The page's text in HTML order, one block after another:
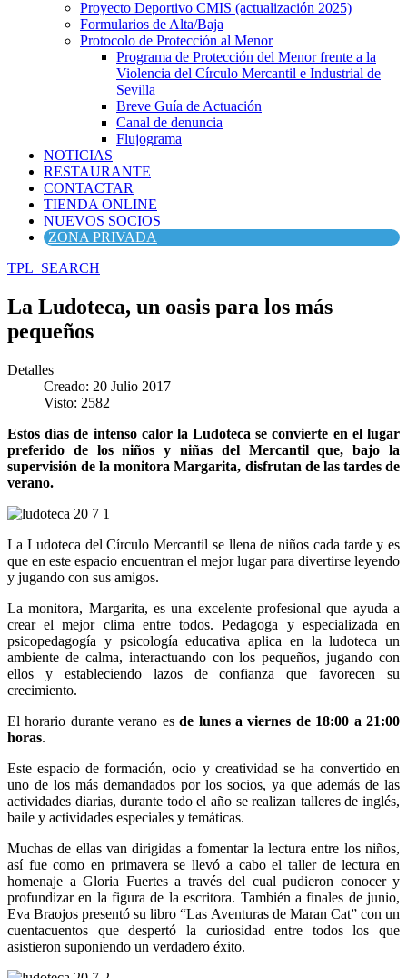
Proyecto Deportivo CMIS (actualización 2025)
Formularios de Alta/Baja
Protocolo de Protección al Menor
Programa de Protección del Menor frente a la
Violencia del Círculo Mercantil e Industrial de
Sevilla
Breve Guía de Actuación
Canal de denuncia
Flujograma
NOTICIAS
RESTAURANTE
CONTACTAR
TIENDA ONLINE
NUEVOS SOCIOS
ZONA PRIVADA
TPL_SEARCH
La Ludoteca, un oasis para los más
pequeños
Detalles
Creado: 20 Julio 2017
Visto: 2582
Estos días de intenso calor la Ludoteca se convierte en el lugar
preferido de los niños y niñas del Mercantil que, bajo la
supervisión de la monitora Margarita, disfrutan de las tardes de
verano.
La Ludoteca del Círculo Mercantil se llena de niños cada tarde y es
que en este espacio encuentran el mejor lugar para divertirse leyendo
y jugando con sus amigos.
La monitora, Margarita, es una excelente profesional que ayuda a
crear el mejor clima entre todos. Pedagoga y especializada en
psicopedagogía y psicología educativa aplica en la ludoteca un
ambiente de calma, interactuando con los pequeños, jugando con
ellos y estableciendo lazos de confianza que favorecen su
crecimiento.
El horario durante verano esde lunes a viernes de 18:00 a 21:00
horas.
Este espacio de formación, ocio y creatividad se ha convertido en
uno de los más demandados por los socios, ya que además de las
actividades diarias, durante todo el año se realizan talleres de inglés,
baile y actividades especiales y temáticas.
Muchas de ellas van dirigidas a fomentar la lectura entre los niños,
así fue como en primavera se llevó a cabo el taller de lectura en
homenaje a Gloria Fuertes a través del cual pudieron conocer y
profundizar en la figura de la escritora. También a finales de junio,
Eva Braojos presentó su libro “Las Aventuras de Maran Cat” con un
cuentacuentos que despertó la curiosidad entre todos los que
asistieron suponiendo un verdadero éxito.